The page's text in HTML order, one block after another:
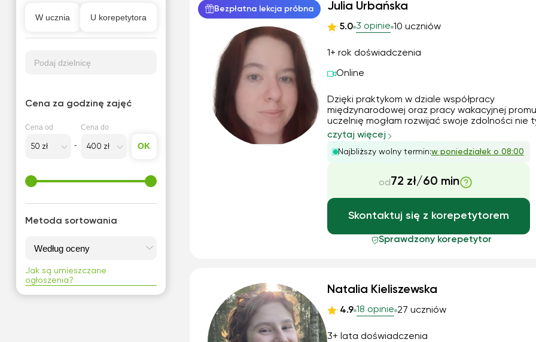
Bezpłatna lekcja próbna Julia Urbańska
5.0 3 opinie 10 uczniów
1+ rok doświadczenia
Online
Dzięki praktykom w dziale współpracy
międzynarodowej oraz pracy wakacyjnej
uczelnię mogłam rozwijać swoje zdolności nie
papierze. Prowadziłam już korepetycje
Dawałam też prezentację, zatem wiem, jak
jest, by nie zanudzić ucznia.
czytaj więcej
Najbliższy wolny termin:w poniedziałek o 08:00
od 72 zł/60 min
Skontaktuj się z korepetytorem
Sprawdzony korepetytor
Natalia Kieliszewska
4.9 18 opinie 27 uczniów
3+ lata doświadczenia
W ucznia U korepetytora
Podaj dzielnicę
Cena za godzinę zajęć
Cena od Cena do
OK
Metoda sortowania
Jak są umieszczane
ogłoszenia?